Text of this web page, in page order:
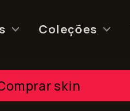
Coleções
skin